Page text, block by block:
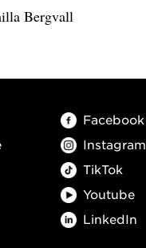
Bergvall
Facebook
Instagram
TikTok
Youtube
LinkedIn